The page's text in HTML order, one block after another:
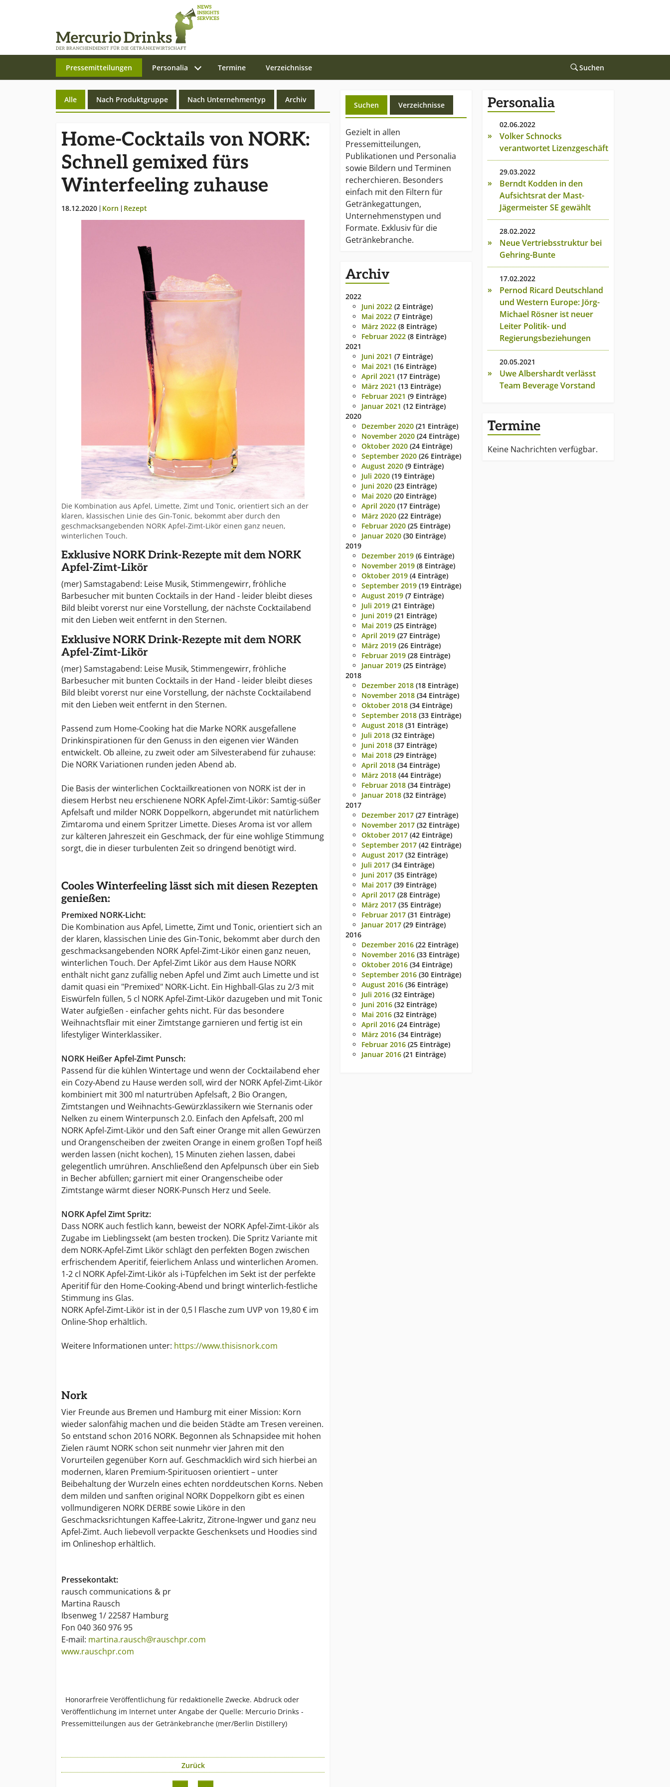
Pressemitteilungen (current)Personalia Termine Verzeichnisse Suchen
Alle(current)Nach Produktgruppe Nach Unternehmentyp Archiv
Home-Cocktails von NORK:
Schnell gemixed fürs
Winterfeeling zuhause
18.12.2020 Korn Rezept
Die Kombination aus Apfel, Limette, Zimt und Tonic, orientiert sich an der
klaren, klassischen Linie des Gin-Tonic, bekommt aber durch den
geschmacksangebenden NORK Apfel-Zimt-Likör einen ganz neuen,
winterlichen Touch.
Exklusive NORK Drink-Rezepte mit dem NORK
Apfel-Zimt-Likör
(mer) Samstagabend: Leise Musik, Stimmengewirr, fröhliche
Barbesucher mit bunten Cocktails in der Hand - leider bleibt dieses
Bild bleibt vorerst nur eine Vorstellung, der nächste Cocktailabend
mit den Lieben weit entfernt in den Sternen.
Exklusive NORK Drink-Rezepte mit dem NORK
Apfel-Zimt-Likör
(mer) Samstagabend: Leise Musik, Stimmengewirr, fröhliche
Barbesucher mit bunten Cocktails in der Hand - leider bleibt dieses
Bild bleibt vorerst nur eine Vorstellung, der nächste Cocktailabend
mit den Lieben weit entfernt in den Sternen.
Passend zum Home-Cooking hat die Marke NORK ausgefallene
Drinkinspirationen für den Genuss in den eigenen vier Wänden
entwickelt. Ob alleine, zu zweit oder am Silvesterabend für zuhause:
Die NORK Variationen runden jeden Abend ab.
Die Basis der winterlichen Cocktailkreationen von NORK ist der in
diesem Herbst neu erschienene NORK Apfel-Zimt-Likör: Samtig-süßer
Apfelsaft und milder NORK Doppelkorn, abgerundet mit natürlichem
Zimtaroma und einem Spritzer Limette. Dieses Aroma ist vor allem
zur kälteren Jahreszeit ein Geschmack, der für eine wohlige Stimmung
sorgt, die in dieser turbulenten Zeit so dringend benötigt wird.
Cooles Winterfeeling lässt sich mit diesen Rezepten
genießen:
Premixed NORK-Licht:
Die Kombination aus Apfel, Limette, Zimt und Tonic, orientiert sich an
der klaren, klassischen Linie des Gin-Tonic, bekommt aber durch den
geschmacksangebenden NORK Apfel-Zimt-Likör einen ganz neuen,
winterlichen Touch. Der Apfel-Zimt Likör aus dem Hause NORK
enthält nicht ganz zufällig neben Apfel und Zimt auch Limette und ist
damit quasi ein "Premixed" NORK-Licht. Ein Highball-Glas zu 2/3 mit
Eiswürfeln füllen, 5 cl NORK Apfel-Zimt-Likör dazugeben und mit Tonic
Water aufgießen - einfacher gehts nicht. Für das besondere
Weihnachtsflair mit einer Zimtstange garnieren und fertig ist ein
lifestyliger Winterklassiker.
NORK Heißer Apfel-Zimt Punsch:
Passend für die kühlen Wintertage und wenn der Cocktailabend eher
ein Cozy-Abend zu Hause werden soll, wird der NORK Apfel-Zimt-Likör
kombiniert mit 300 ml naturtrüben Apfelsaft, 2 Bio Orangen,
Zimtstangen und Weihnachts-Gewürzklassikern wie Sternanis oder
Nelken zu einem Winterpunsch 2.0. Einfach den Apfelsaft, 200 ml
NORK Apfel-Zimt-Likör und den Saft einer Orange mit allen Gewürzen
und Orangenscheiben der zweiten Orange in einem großen Topf heiß
werden lassen (nicht kochen), 15 Minuten ziehen lassen, dabei
gelegentlich umrühren. Anschließend den Apfelpunsch über ein Sieb
in Becher abfüllen; garniert mit einer Orangenscheibe oder
Zimtstange wärmt dieser NORK-Punsch Herz und Seele.
NORK Apfel Zimt Spritz:
Dass NORK auch festlich kann, beweist der NORK Apfel-Zimt-Likör als
Zugabe im Lieblingssekt (am besten trocken). Die Spritz Variante mit
dem NORK-Apfel-Zimt Likör schlägt den perfekten Bogen zwischen
erfrischendem Aperitif, feierlichem Anlass und winterlichen Aromen.
1-2 cl NORK Apfel-Zimt-Likör als i-Tüpfelchen im Sekt ist der perfekte
Aperitif für den Home-Cooking-Abend und bringt winterlich-festliche
Stimmung ins Glas.
NORK Apfel-Zimt-Likör ist in der 0,5 l Flasche zum UVP von 19,80 € im
Online-Shop erhältlich.
Weitere Informationen unter: https://www.thisisnork.com
Nork
Vier Freunde aus Bremen und Hamburg mit einer Mission: Korn
wieder salonfähig machen und die beiden Städte am Tresen vereinen.
So entstand schon 2016 NORK. Begonnen als Schnapsidee mit hohen
Zielen räumt NORK schon seit nunmehr vier Jahren mit den
Vorurteilen gegenüber Korn auf. Geschmacklich wird sich hierbei an
modernen, klaren Premium-Spirituosen orientiert – unter
Beibehaltung der Wurzeln eines echten norddeutschen Korns. Neben
dem milden und sanften original NORK Doppelkorn gibt es einen
vollmundigeren NORK DERBE sowie Liköre in den
Geschmacksrichtungen Kaffee-Lakritz, Zitrone-Ingwer und ganz neu
Apfel-Zimt. Auch liebevoll verpackte Geschenksets und Hoodies sind
im Onlineshop erhältlich.
Pressekontakt:
rausch communications & pr
Martina Rausch
Ibsenweg 1/ 22587 Hamburg
Fon 040 360 976 95
E-mail: martina.rausch@rauschpr.com
www.rauschpr.com
Honorarfreie Veröffentlichung für redaktionelle Zwecke. Abdruck oder
Veröffentlichung im Internet unter Angabe der Quelle: Mercurio Drinks -
Pressemitteilungen aus der Getränkebranche (mer/Berlin Distillery)
Zurück
Suchen Verzeichnisse
Gezielt in allen
Pressemitteilungen,
Publikationen und Personalia
sowie Bildern und Terminen
recherchieren. Besonders
einfach mit den Filtern für
Getränkegattungen,
Unternehmenstypen und
Formate. Exklusiv für die
Getränkebranche.
Archiv
2022
Juni 2022 (2 Einträge)
Mai 2022 (7 Einträge)
März 2022 (8 Einträge)
Februar 2022 (8 Einträge)
2021
Juni 2021 (7 Einträge)
Mai 2021 (16 Einträge)
April 2021 (17 Einträge)
März 2021 (13 Einträge)
Februar 2021 (9 Einträge)
Januar 2021 (12 Einträge)
2020
Dezember 2020 (21 Einträge)
November 2020 (24 Einträge)
Oktober 2020 (24 Einträge)
September 2020 (26 Einträge)
August 2020 (9 Einträge)
Juli 2020 (19 Einträge)
Juni 2020 (23 Einträge)
Mai 2020 (20 Einträge)
April 2020 (17 Einträge)
März 2020 (22 Einträge)
Februar 2020 (25 Einträge)
Januar 2020 (30 Einträge)
2019
Dezember 2019 (6 Einträge)
November 2019 (8 Einträge)
Oktober 2019 (4 Einträge)
September 2019 (19 Einträge)
August 2019 (7 Einträge)
Juli 2019 (21 Einträge)
Juni 2019 (21 Einträge)
Mai 2019 (25 Einträge)
April 2019 (27 Einträge)
März 2019 (26 Einträge)
Februar 2019 (28 Einträge)
Januar 2019 (25 Einträge)
2018
Dezember 2018 (18 Einträge)
November 2018 (34 Einträge)
Oktober 2018 (34 Einträge)
September 2018 (33 Einträge)
August 2018 (31 Einträge)
Juli 2018 (32 Einträge)
Juni 2018 (37 Einträge)
Mai 2018 (29 Einträge)
April 2018 (34 Einträge)
März 2018 (44 Einträge)
Februar 2018 (34 Einträge)
Januar 2018 (32 Einträge)
2017
Dezember 2017 (27 Einträge)
November 2017 (32 Einträge)
Oktober 2017 (42 Einträge)
September 2017 (42 Einträge)
August 2017 (32 Einträge)
Juli 2017 (34 Einträge)
Juni 2017 (35 Einträge)
Mai 2017 (39 Einträge)
April 2017 (28 Einträge)
März 2017 (35 Einträge)
Februar 2017 (31 Einträge)
Januar 2017 (29 Einträge)
2016
Dezember 2016 (22 Einträge)
November 2016 (33 Einträge)
Oktober 2016 (34 Einträge)
September 2016 (30 Einträge)
August 2016 (36 Einträge)
Juli 2016 (32 Einträge)
Juni 2016 (32 Einträge)
Mai 2016 (32 Einträge)
April 2016 (24 Einträge)
März 2016 (34 Einträge)
Februar 2016 (25 Einträge)
Januar 2016 (21 Einträge)
Personalia
02.06.2022
Volker Schnocks
verantwortet Lizenzgeschäft
29.03.2022
Berndt Kodden in den
Aufsichtsrat der Mast-
Jägermeister SE gewählt
28.02.2022
Neue Vertriebsstruktur bei
Gehring-Bunte
17.02.2022
Pernod Ricard Deutschland
und Western Europe: Jörg-
Michael Rösner ist neuer
Leiter Politik- und
Regierungsbeziehungen
20.05.2021
Uwe Albershardt verlässt
Team Beverage Vorstand
Termine
Keine Nachrichten verfügbar.